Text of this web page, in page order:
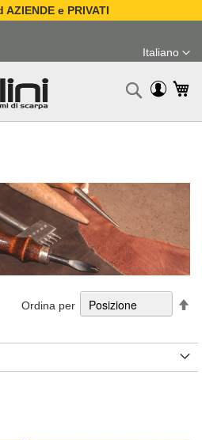
AZIENDE e PRIVATI
contenuto
Lingua
Italiano
Ordina per